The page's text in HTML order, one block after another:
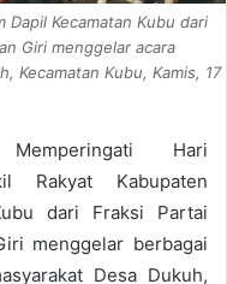
Dapil Kecamatan Kubu dari
Giri menggelar acara
Kecamatan Kubu, Kamis, 17
Memperingati Hari
Rakyat Kabupaten
dari Fraksi Partai
menggelar berbagai
Desa Dukuh,